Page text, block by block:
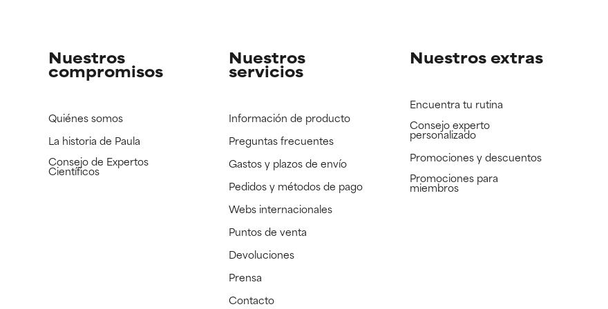
Nuestros
compromisos
Quiénes somos
La historia de Paula
Consejo de Expertos
Científicos
Nuestros
servicios
Información de producto
Preguntas frecuentes
Gastos y plazos de envío
Pedidos y métodos de pago
Webs internacionales
Puntos de venta
Devoluciones
Prensa
Contacto
Nuestros extras
Encuentra tu rutina
Consejo experto
personalizado
Promociones y descuentos​
Promociones para
miembros